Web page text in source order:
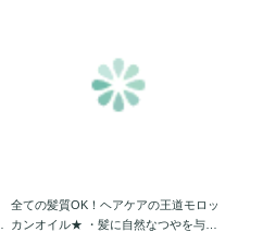
全ての髪質OK！ヘアケアの王道モロッ
カンオイル★ ・髪に自然なつやを与え